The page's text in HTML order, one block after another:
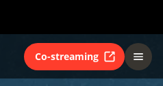
Co-streaming